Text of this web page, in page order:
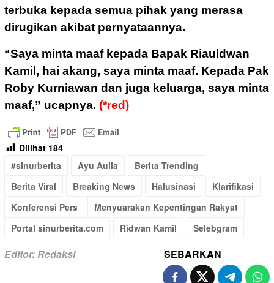
terbuka kepada semua pihak yang merasa
dirugikan akibat pernyataannya.
“Saya minta maaf kepada Bapak Riauldwan
Kamil, hai akang, saya minta maaf. Kepada Pak
Roby Kurniawan dan juga keluarga, saya minta
maaf,” ucapnya. (*red)
Dilihat 184
#sinurberita
Ayu Aulia
Berita Trending
Berita Viral
Breaking News Halusinasi
Klarifikasi
Konferensi Pers
Menyuarakan Kepentingan Rakyat
Portal sinurberita.com
Ridwan Kamil Selebgram
Editor: Redaksi SEBARKAN